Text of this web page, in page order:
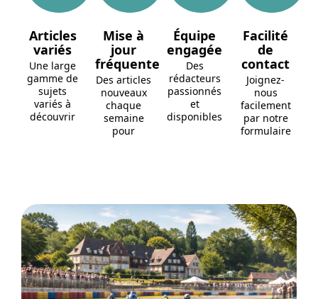
Articles
variés
Une large
gamme de
sujets
variés à
découvrir
Mise à
jour
fréquente
Des articles
nouveaux
chaque
semaine
pour
Équipe
engagée
Des
rédacteurs
passionnés
et
disponibles
Facilité
de
contact
Joignez-
nous
facilement
par notre
formulaire